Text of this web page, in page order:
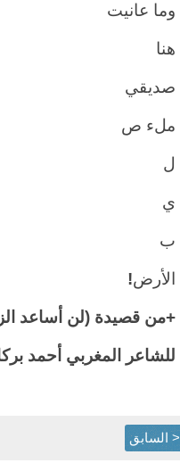
وما عانيت
هنا
صديقي
ملء ص
ل
ي
ب
الأرض!
+من قصيدة (لن أساعد
للشاعر المغربي أحمد بركات 1960 -
< السابق